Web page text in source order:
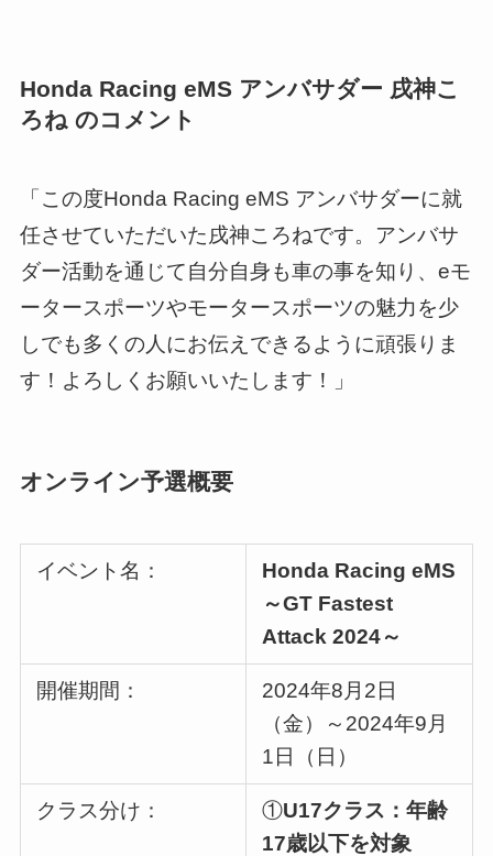
Honda Racing eMS アンバサダー 戌神こ
ろね のコメント
「この度Honda Racing eMS アンバサダーに就
任させていただいた戌神ころねです。アンバサ
ダー活動を通じて自分自身も車の事を知り、eモ
ータースポーツやモータースポーツの魅力を少
しでも多くの人にお伝えできるように頑張りま
す！よろしくお願いいたします！」
オンライン予選概要
イベント名：
Honda Racing eMS
～GT Fastest
Attack 2024～
開催期間：
2024年8月2日
（金）～2024年9月
1日（日）
クラス分け： ①U17クラス：年齢
17歳以下を対象